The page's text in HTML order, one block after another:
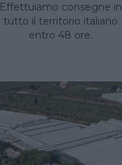
Effettuiamo consegne in
tutto il territorio italiano
entro 48 ore.